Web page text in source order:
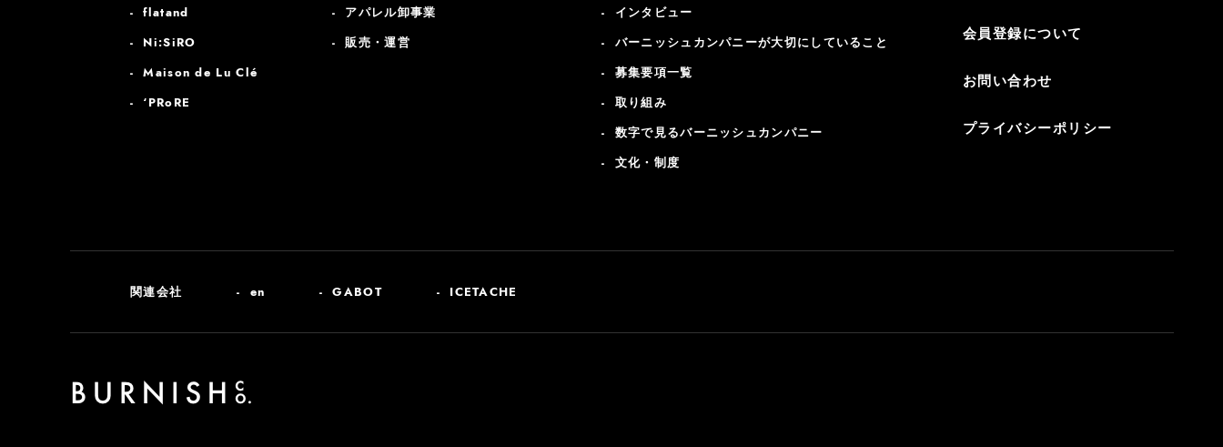
flatand
Ni:SiRO
Maison de Lu Clé
‘PRoRE
アパレル卸事業
販売・運営
インタビュー
バーニッシュカンパニーが大切にしていること
募集要項一覧
取り組み
数字で見るバーニッシュカンパニー
文化・制度
会員登録について
お問い合わせ
プライバシーポリシー
関連会社 en GABOT ICETACHE